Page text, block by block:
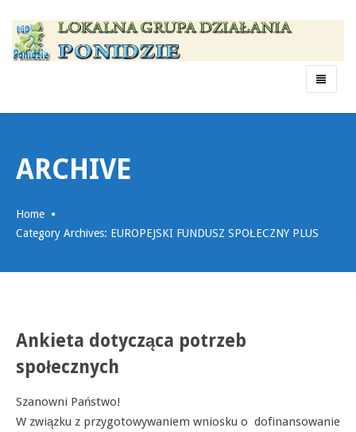
Menu
ARCHIVE
Home
Category Archives: EUROPEJSKI FUNDUSZ SPOŁECZNY PLUS
Ankieta dotycząca potrzeb
społecznych
Szanowni Państwo!
W związku z przygotowywaniem wniosku o dofinansowanie